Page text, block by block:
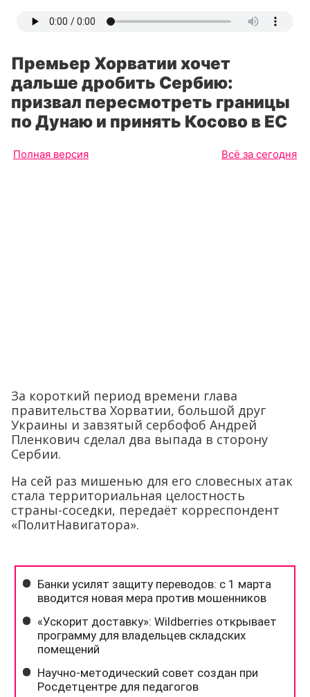
Премьер Хорватии хочет
дальше дробить Сербию:
призвал пересмотреть границы
по Дунаю и принять Косово в ЕС
Полная версия Всё за сегодня
За короткий период времени глава
правительства Хорватии, большой друг
Украины и завзятый сербофоб Андрей
Пленкович сделал два выпада в сторону
Сербии.
На сей раз мишенью для его словесных атак
стала территориальная целостность
страны-соседки, передаёт корреспондент
«ПолитНавигатора».